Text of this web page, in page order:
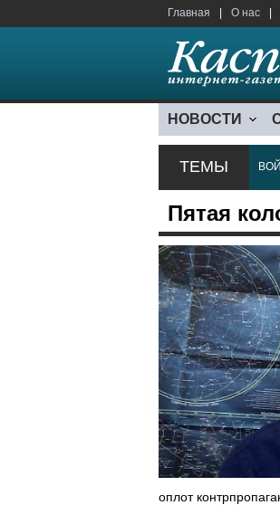
Главная О нас
НОВОСТИ
ТЕМЫ
Пятая
оплот